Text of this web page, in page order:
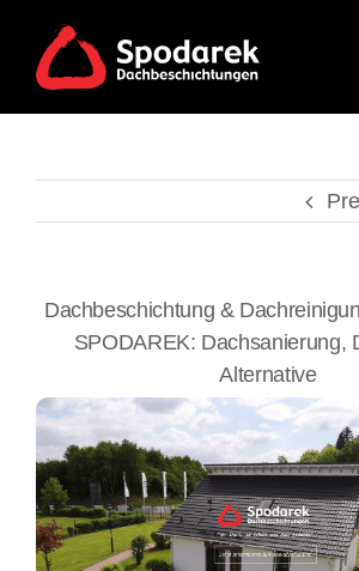
content
Dachbeschichtung &
SPODAREK: Dachsanierung,
Alternative